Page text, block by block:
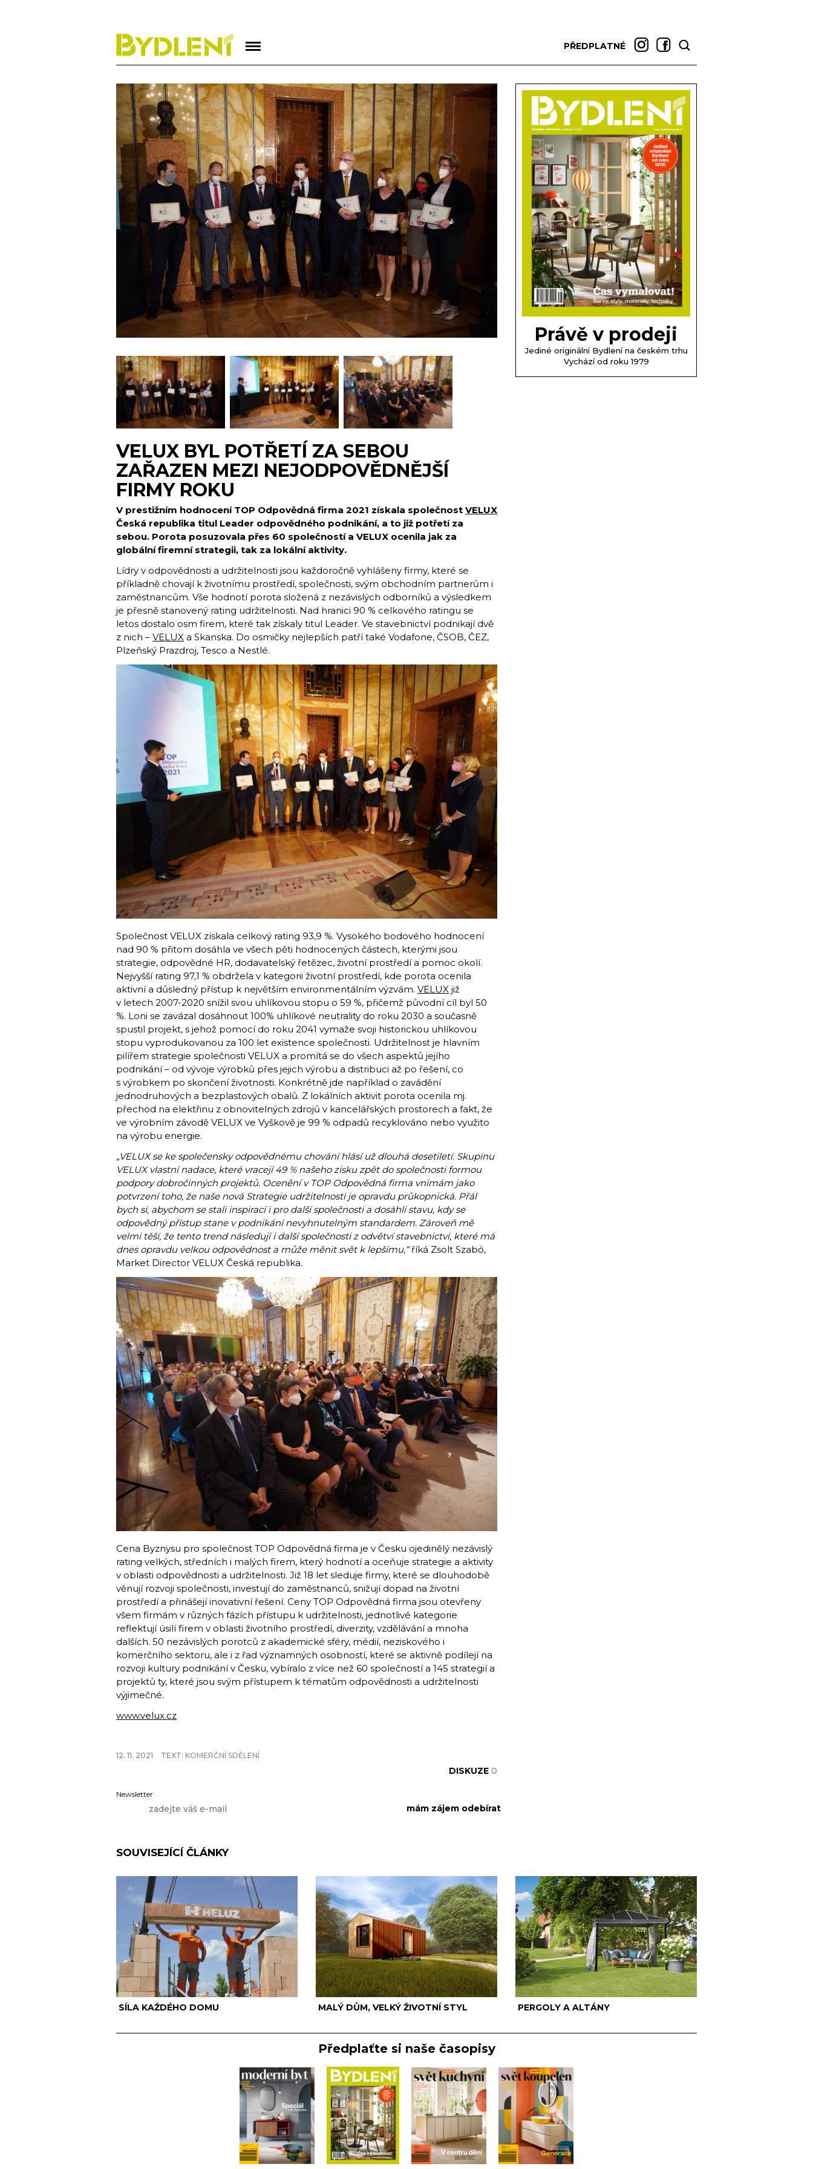
PŘEDPLATNÉ
VELUX BYL POTŘETÍ ZA SEBOU
ZAŘAZEN MEZI NEJODPOVĚDNĚJŠÍ
FIRMY ROKU
V prestižním hodnocení TOP Odpovědná firma 2021 získala společnost VELUX
Česká republika titul Leader odpovědného podnikání, a to již potřetí za
sebou. Porota posuzovala přes 60 společností a VELUX ocenila jak za
globální firemní strategii, tak za lokální aktivity.
Lídry v odpovědnosti a udržitelnosti jsou každoročně vyhlášeny firmy, které se
příkladně chovají k životnímu prostředí, společnosti, svým obchodním partnerům i
zaměstnancům. Vše hodnotí porota složená z nezávislých odborníků a výsledkem
je přesně stanovený rating udržitelnosti. Nad hranici 90 % celkového ratingu se
letos dostalo osm firem, které tak získaly titul Leader. Ve stavebnictví podnikají dvě
z nich – VELUX a Skanska. Do osmičky nejlepších patří také Vodafone, ČSOB, ČEZ,
Plzeňský Prazdroj, Tesco a Nestlé.
Společnost VELUX získala celkový rating 93,9 %. Vysokého bodového hodnocení
nad 90 % přitom dosáhla ve všech pěti hodnocených částech, kterými jsou
strategie, odpovědné HR, dodavatelský řetězec, životní prostředí a pomoc okolí.
Nejvyšší rating 97,1 % obdržela v kategorii životní prostředí, kde porota ocenila
aktivní a důsledný přístup k největším environmentálním výzvám. VELUX již
v letech 2007-2020 snížil svou uhlíkovou stopu o 59 %, přičemž původní cíl byl 50
%. Loni se zavázal dosáhnout 100% uhlíkové neutrality do roku 2030 a současně
spustil projekt, s jehož pomocí do roku 2041 vymaže svoji historickou uhlíkovou
stopu vyprodukovanou za 100 let existence společnosti. Udržitelnost je hlavním
pilířem strategie společnosti VELUX a promítá se do všech aspektů jejího
podnikání – od vývoje výrobků přes jejich výrobu a distribuci až po řešení, co
s výrobkem po skončení životnosti. Konkrétně jde například o zavádění
jednodruhových a bezplastových obalů. Z lokálních aktivit porota ocenila mj.
přechod na elektřinu z obnovitelných zdrojů v kancelářských prostorech a fakt, že
ve výrobním závodě VELUX ve Vyškově je 99 % odpadů recyklováno nebo využito
na výrobu energie.
„VELUX se ke společensky odpovědnému chování hlásí už dlouhá desetiletí. Skupinu
VELUX vlastní nadace, které vracejí 49 % našeho zisku zpět do společnosti formou
podpory dobročinných projektů. Ocenění v TOP Odpovědná firma vnímám jako
potvrzení toho, že naše nová Strategie udržitelnosti je opravdu průkopnická. Přál
bych si, abychom se stali inspirací i pro další společnosti a dosáhli stavu, kdy se
odpovědný přístup stane v podnikání nevyhnutelným standardem. Zároveň mě
velmi těší, že tento trend následují i další společnosti z odvětví stavebnictví, které má
dnes opravdu velkou odpovědnost a může měnit svět k lepšímu,“říká Zsolt Szabó,
Market Director VELUX Česká republika.
Cena Byznysu pro společnost TOP Odpovědná firma je v Česku ojedinělý nezávislý
rating velkých, středních i malých firem, který hodnotí a oceňuje strategie a aktivity
v oblasti odpovědnosti a udržitelnosti. Již 18 let sleduje firmy, které se dlouhodobě
věnují rozvoji společnosti, investují do zaměstnanců, snižují dopad na životní
prostředí a přinášejí inovativní řešení. Ceny TOP Odpovědná firma jsou otevřeny
všem firmám v různých fázích přístupu k udržitelnosti, jednotlivé kategorie
reflektují úsilí firem v oblasti životního prostředí, diverzity, vzdělávání a mnoha
dalších. 50 nezávislých porotců z akademické sféry, médií, neziskového i
komerčního sektoru, ale i z řad významných osobností, které se aktivně podílejí na
rozvoji kultury podnikání v Česku, vybíralo z více než 60 společností a 145 strategií a
projektů ty, které jsou svým přístupem k tématům odpovědnosti a udržitelnosti
výjimečné.
www.velux.cz
12. 11. 2021 TEXT: KOMERČNÍ SDĚLENÍ
DISKUZE 0
Newsletter
SOUVISEJÍCÍ ČLÁNKY
SÍLA KAŽDÉHO DOMU MALÝ DŮM, VELKÝ ŽIVOTNÍ STYL PERGOLY A ALTÁNY
Právě v prodeji
Jediné originální Bydlení na českém trhu
Vychází od roku 1979
Předplaťte si naše časopisy